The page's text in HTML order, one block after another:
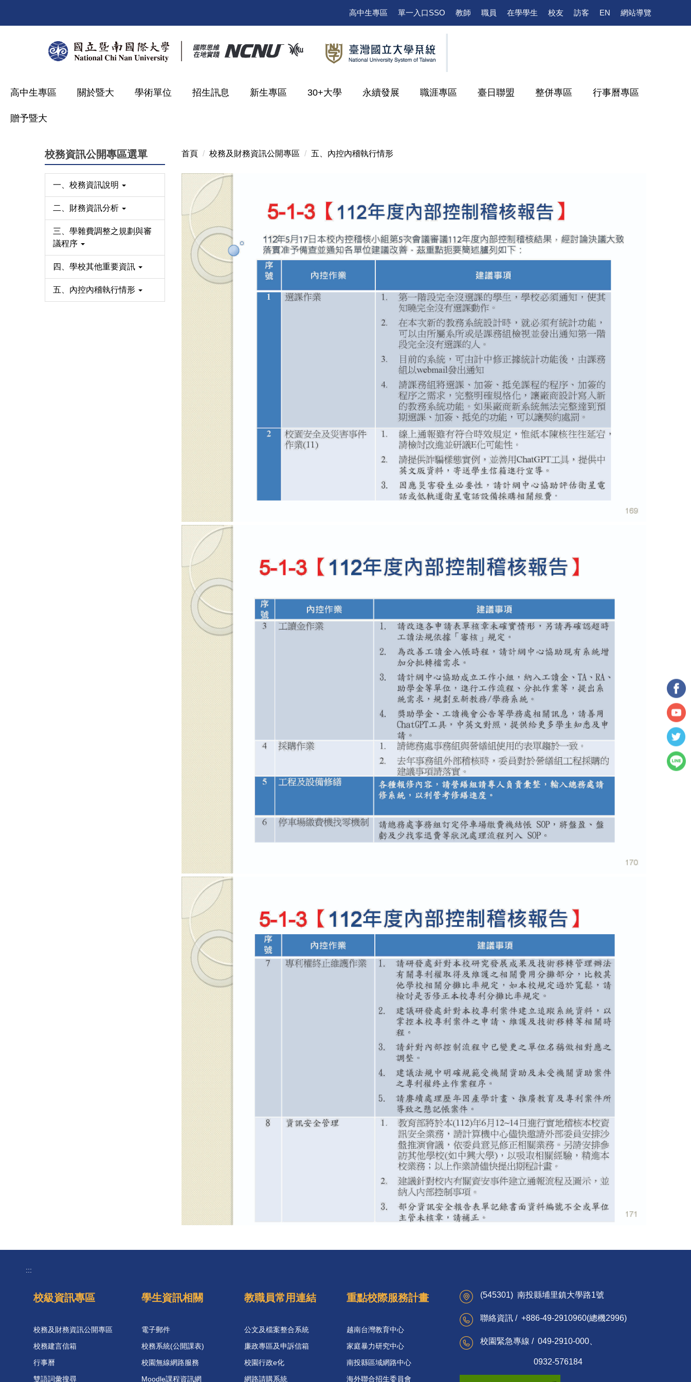
高中生專區 單一入口SSO 教師 職員 在學學生 校友 訪客 EN 網站導覽
高中生專區 關於暨大 學術單位 招生訊息 新生專區 30+大學 永續發展 職涯專區 臺日聯盟 整併專區 行事曆專區
贈予暨大
校務資訊公開專區選單
一、校務資訊說明
二、財務資訊分析
三、學雜費調整之規劃與審
議程序
四、學校其他重要資訊
五、內控內稽執行情形
首頁 校務及財務資訊公開專區 五、內控內稽執行情形
:::
校級資訊專區
校務及財務資訊公開專區
校務建言信箱
行事曆
雙語詞彙搜尋
學生資訊相關
電子郵件
校務系統(公開課表)
校園無線網路服務
Moodle課程資訊網
教職員常用連結
公文及檔案整合系統
廉政專區及申訴信箱
校園行政e化
網路請購系統
重點校際服務計畫
越南台灣教育中心
家庭暴力研究中心
南投縣區域網路中心
海外聯合招生委員會
(545301) 南投縣埔里鎮大學路1號
聯絡資訊 / +886-49-2910960(總機2996)
校園緊急專線 / 049-2910-000、
0932-576184